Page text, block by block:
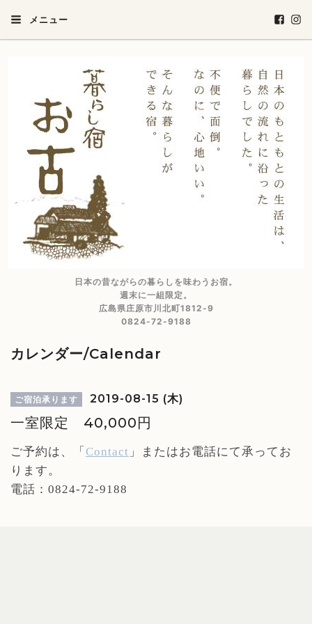
メニュー
日本の昔ながらの暮らしを味わうお宿。
週末に一組限定。
広島県庄原市川北町1812-9
0824-72-9188
カレンダー/Calendar
ご宿泊承ります 2019-08-15 (木)
一室限定 40,000円
ご予約は、「 Contact 」
またはお電話にて承ってお
ります。
電話：0824-72-9188